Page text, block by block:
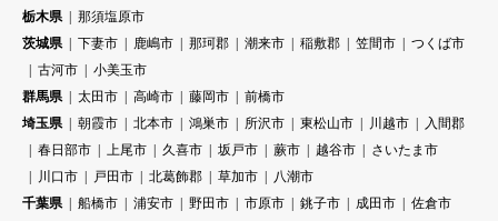
栃木県
那須塩原市
茨城県
下妻市 鹿嶋市 那珂郡 潮来市 稲敷郡 笠間市
つくば市
古河市
小美玉市
群馬県
太田市 高崎市 藤岡市
前橋市
埼玉県
朝霞市 北本市 鴻巣市 所沢市 東松山市 川越市
入間郡
春日部市
上尾市 久喜市 坂戸市 蕨市 越谷市
さいたま市
川口市
戸田市 北葛飾郡 草加市
八潮市
千葉県
船橋市 浦安市 野田市 市原市 銚子市 成田市
佐倉市